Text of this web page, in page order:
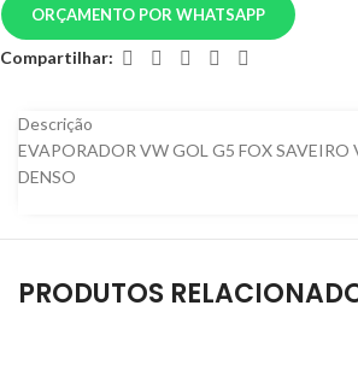
ORÇAMENTO POR WHATSAPP
Compartilhar:
Descrição
EVAPORADOR VW GOL G5 FOX SAVEIRO
DENSO
PRODUTOS